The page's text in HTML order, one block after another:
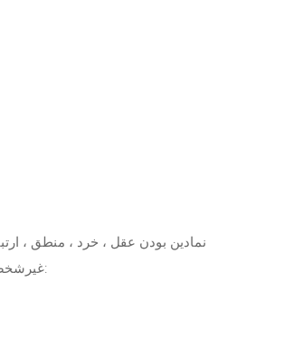
غیرشخصیت را با عبور از: